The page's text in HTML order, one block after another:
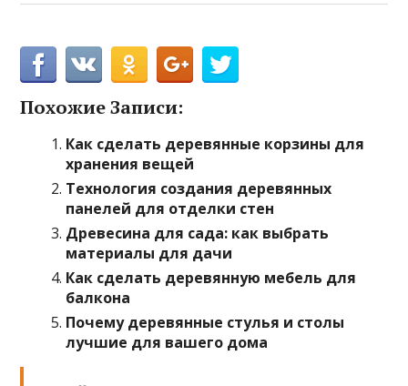
Похожие Записи:
Как сделать деревянные корзины для
хранения вещей
Технология создания деревянных
панелей для отделки стен
Древесина для сада: как выбрать
материалы для дачи
Как сделать деревянную мебель для
балкона
Почему деревянные стулья и столы
лучшие для вашего дома